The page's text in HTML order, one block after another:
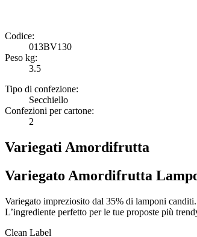
Codice:
013BV130
Peso kg:
3.5
Tipo di confezione:
Secchiello
Confezioni per cartone:
2
Variegati Amordifrutta
Variegato Amordifrutta
Variegato impreziosito dal 35% di lamponi
L’ingrediente perfetto per le tue proposte più
Clean Label